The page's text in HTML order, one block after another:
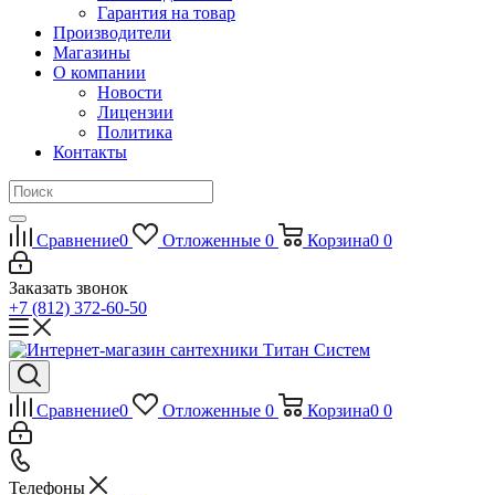
Гарантия на товар
Производители
Магазины
О компании
Новости
Лицензии
Политика
Контакты
Сравнение0 Отложенные 0 Корзина0 0
Заказать звонок
+7 (812) 372-60-50
Сравнение0 Отложенные 0 Корзина0 0
Телефоны